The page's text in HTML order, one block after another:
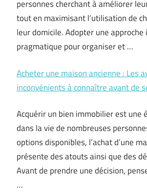
personnes cherchant à améliorer
tout en maximisant l’utilisation de
leur domicile. Adopter une
pragmatique pour organiser et …
Acheter une maison ancienne : Les
inconvénients à connaître avant de
Acquérir un bien immobilier est une
dans la vie de nombreuses
options disponibles, l’achat d’une
présente des atouts ainsi que des
Avant de prendre une décision,
…